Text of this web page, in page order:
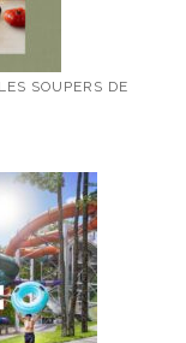
SOUPERS DE